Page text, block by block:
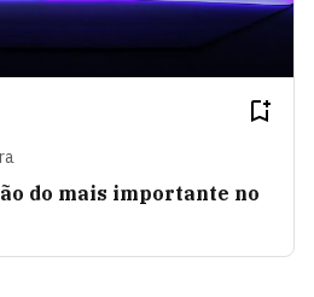
do mais importante no